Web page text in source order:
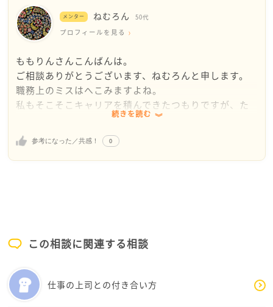
ないです。
どうぞ大いに自信を持ってください。
きますか？
ミス自体は誰にでもあります。
中には繰り返し発生してしまうこともあります。
これは、普通の事です!
策につなげる事です。
それだけ、ももりんさんが必要とされている人材なの
でしょう。
でも、きちんと会社の規程にそって(何日前に通告 と
メンター ねむろん 50代
プロフィールを見る
ももりんさんこんばんは。
ご相談ありがとうございます、ねむろんと申します。
職務上のミスはへこみますよね。
私もそこそこキャリアを積んできたつもりですが、た
まにするミスに大変へこみます。
お仕事を辞めたくなっているのは、ミスがあった事か
ら生じている感情なのか、根本的に今のお仕事（又は
職場）が合わないのからなのか、お気持ちを整理され
が今のももりんさんを表す全てではない、という事で
す。
る全てと受け止めがちです（特に病気など、ネガティ
ブな事柄において）。〇〇という病気になった自分、
続きを読む
参考になった／共感！ 0
この相談に関連する相談
仕事の上司との付き合い方